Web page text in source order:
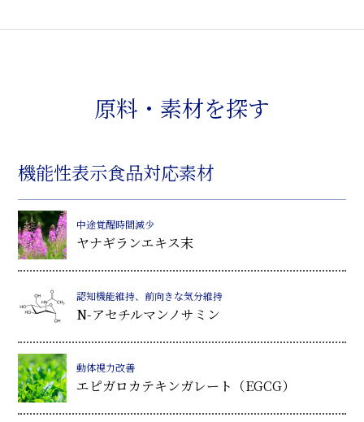
原料・素材を探す
機能性表示食品対応素材
中途覚醒時間減少
ヤナギランエキス末
認知機能維持、前向きな気分維持
N-アセチルマンノサミン
動体視力改善
エピガロカテキンガレート（EGCG）